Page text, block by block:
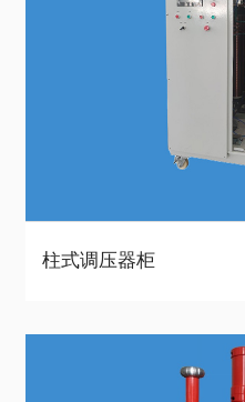
柱式调压器柜